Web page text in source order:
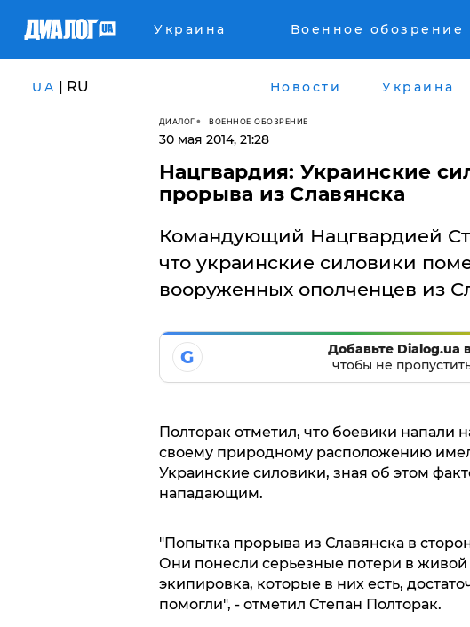
Украина Военное обозрение
UA | RU Новости Украина
ДИАЛОГ ВОЕННОЕ ОБОЗРЕНИЕ
30 мая 2014, 21:28
Нацгвардия: Украинские
прорыва из Славянска
Командующий Нацгвардией
что украинские силовики
вооруженных ополченцев из
G
Добавьте Dialog.ua
чтобы не
Полторак отметил, что боевики напали
своему природному расположению
Украинские силовики, зная об этом
нападающим.
"Попытка прорыва из Славянска в
Они понесли серьезные потери в
экипировка, которые в них есть,
помогли", - отметил Степан Полторак.